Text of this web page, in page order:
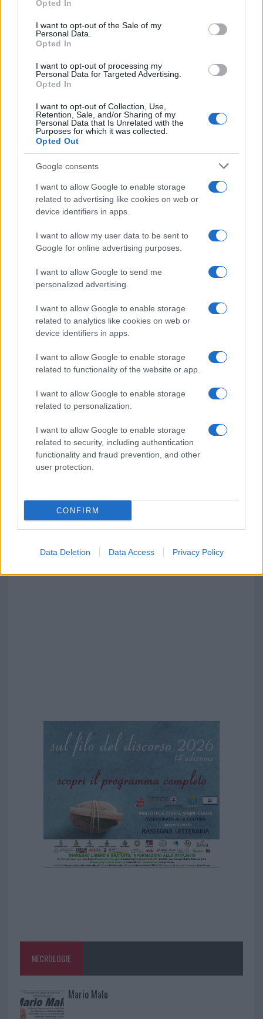
use your data for below specified purposes in below Google
consent section.
Opted In
I want to opt-out of the Sale of my
Personal Data.
Opted In
I want to opt-out of processing my
Personal Data for Targeted Advertising.
Opted In
I want to opt-out of Collection, Use,
Retention, Sale, and/or Sharing of my
Personal Data that Is Unrelated with the
Purposes for which it was collected.
Opted Out
Google consents
I want to allow Google to enable storage
related to advertising like cookies on web or
device identifiers in apps.
I want to allow my user data to be sent to
Google for online advertising purposes.
I want to allow Google to send me
personalized advertising.
I want to allow Google to enable storage
related to analytics like cookies on web or
device identifiers in apps.
I want to allow Google to enable storage
related to functionality of the website or app.
I want to allow Google to enable storage
related to personalization.
I want to allow Google to enable storage
related to security, including authentication
functionality and fraud prevention, and other
user protection.
CONFIRM
Data Deletion Data Access Privacy Policy
Esce di strada con l’auto ad Arzachena: ferito il
conducente
Turiste si perdono a Tavolara: salvate dai vigili
del fuoco
Meteo Olbia 6 agosto, migliora il tempo in
Gallura
Incidente Olbia, poliziotto in vacanza salva 6
persone: due bimbi tra i feriti
Red Valley Festival, musica no-stop a Olbia fino
NECROLOGIE
Mario Malu